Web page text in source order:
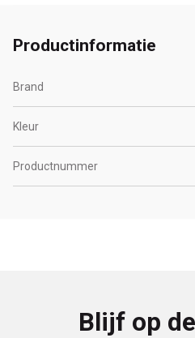
Productinformatie
Brand
Kleur
Productnummer
Blijf op